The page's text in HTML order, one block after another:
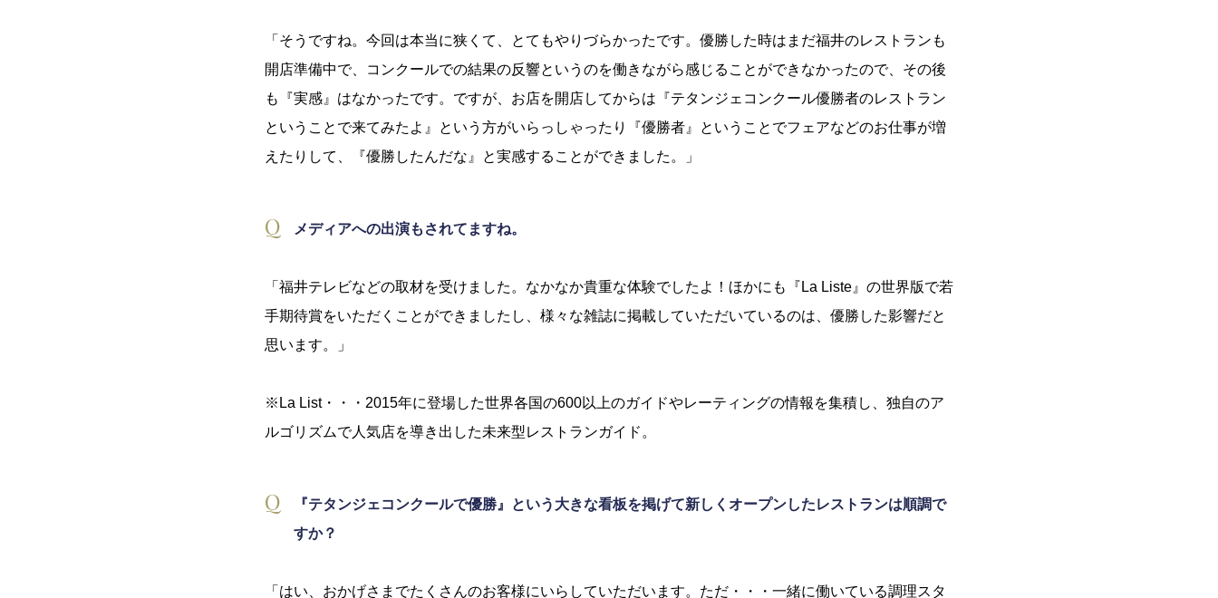
「そうですね。今回は本当に狭くて、とてもやりづらかったです。優勝した時はまだ福井のレストランも
開店準備中で、コンクールでの結果の反響というのを働きながら感じることができなかったので、その後
も『実感』はなかったです。ですが、お店を開店してからは『テタンジェコンクール優勝者のレストラン
ということで来てみたよ』という方がいらっしゃったり『優勝者』ということでフェアなどのお仕事が増
えたりして、『優勝したんだな』と実感することができました。」
メディアへの出演もされてますね。
「福井テレビなどの取材を受けました。なかなか貴重な体験でしたよ！ほかにも『La Liste』の世界版で若
手期待賞をいただくことができましたし、様々な雑誌に掲載していただいているのは、優勝した影響だと
思います。」
※La List・・・2015年に登場した世界各国の600以上のガイドやレーティングの情報を集積し、独自のア
ルゴリズムで人気店を導き出した未来型レストランガイド。
『テタンジェコンクールで優勝』という大きな看板を掲げて新しくオープンしたレストランは順調で
すか？
「はい、おかげさまでたくさんのお客様にいらしていただいます。ただ・・・一緒に働いている調理スタ